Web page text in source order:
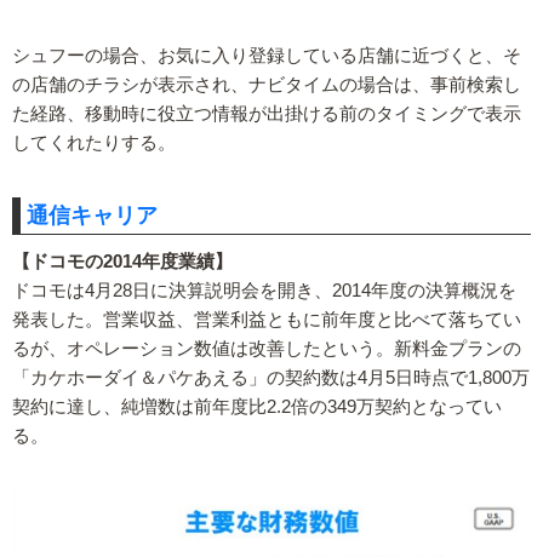
シュフーの場合、お気に入り登録している店舗に近づくと、そ
の店舗のチラシが表示され、ナビタイムの場合は、事前検索し
た経路、移動時に役立つ情報が出掛ける前のタイミングで表示
してくれたりする。
通信キャリア
【ドコモの2014年度業績】
ドコモは4月28日に決算説明会を開き、2014年度の決算概況を
発表した。営業収益、営業利益ともに前年度と比べて落ちてい
るが、オペレーション数値は改善したという。新料金プランの
「カケホーダイ＆パケあえる」の契約数は4月5日時点で1,800万
契約に達し、純増数は前年度比2.2倍の349万契約となってい
る。